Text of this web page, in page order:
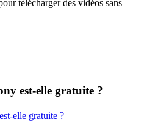
télécharger des vidéos sans
est-elle gratuite ?
elle gratuite ?